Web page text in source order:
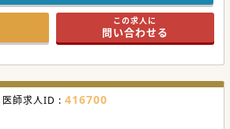
この求人に
問い合わせる
医師求人ID : 416700